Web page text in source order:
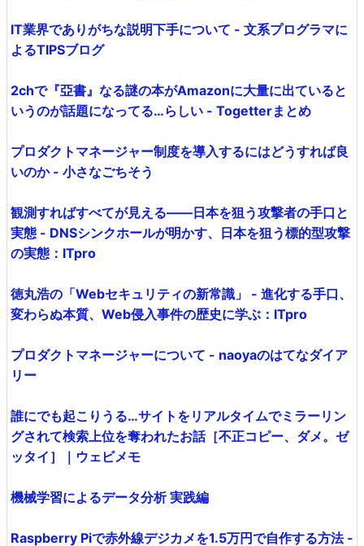
IT業界でありがちな説明下手について - 文系プログラマに
よるTIPSブログ
2chで『亞書』なる謎の本がAmazonに大量に出ていると
いうのが話題になってる…らしい - Togetterまとめ
プロダクトマネージャー制度を導入するにはどうすれば良
いのか - 小さなごちそう
観測すればすべてが見える――日本を狙う攻撃者の手口と
実態 - DNSシンクホールが明かす、日本を狙う標的型攻撃
の実態：ITpro
徳丸浩の「Webセキュリティの新常識」 - 進化する手口、
変わらぬ本質、Web侵入事件の歴史に学ぶ：ITpro
プロダクトマネージャーについて - naoyaのはてなダイア
リー
誰にでも起こりうる…サイトをリアルタイムでミラーリン
グされて検索上位を奪われたお話［不正コピー、ダメ。ゼ
ッタイ］｜ウェビメモ
機械学習によるデータ分析 実践編
Raspberry Piで赤外線デジカメを1.5万円で自作する方法 -